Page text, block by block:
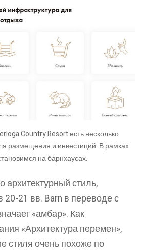
Country Resort есть несколько
размещения и инвестиций. В рамках
на барнхаусах.
архитектурный стиль,
21 вв. Barn в переводе с
«амбар». Как
«Архитектура перемен»,
стиля очень похоже по